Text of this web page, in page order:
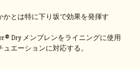
かとは特に下り坂で効果を発揮す
Dry メンブレンをライニングに使用
エーションに対応する。